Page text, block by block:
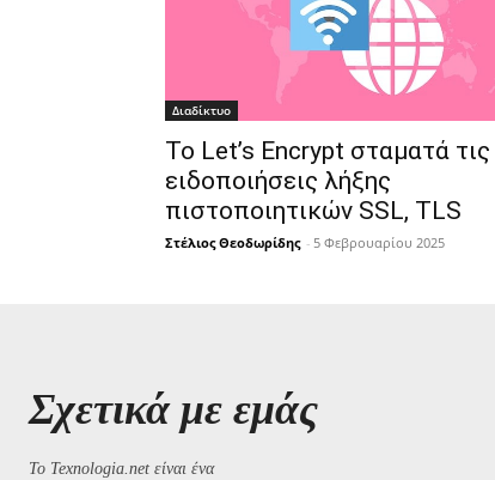
Διαδίκτυο
Το Let’s Encrypt σταματά τις
ειδοποιήσεις λήξης
πιστοποιητικών SSL, TLS
Στέλιος Θεοδωρίδης - 5 Φεβρουαρίου 2025
Σχετικά με εμάς
Το Texnologia.net είναι ένα